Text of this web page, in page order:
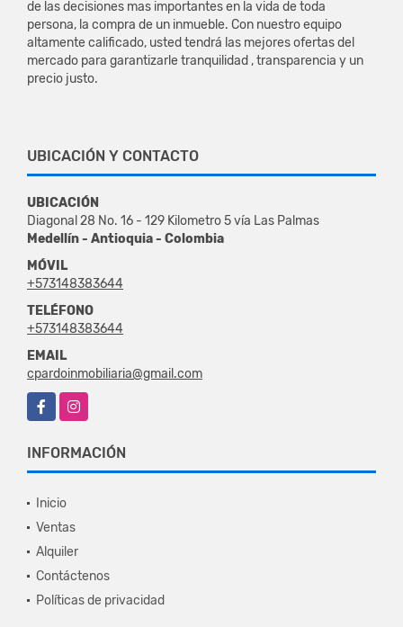
de las decisiones mas importantes en la vida de toda
persona, la compra de un inmueble. Con nuestro equipo
altamente calificado, usted tendrá las mejores ofertas del
mercado para garantizarle tranquilidad , transparencia y un
precio justo.
UBICACIÓN Y CONTACTO
UBICACIÓN
Diagonal 28 No. 16 - 129 Kilometro 5 vía Las Palmas
Medellín - Antioquia - Colombia
MÓVIL
+573148383644
TELÉFONO
+573148383644
EMAIL
cpardoinmobiliaria@gmail.com
FacebookInstagram
INFORMACIÓN
Inicio
Ventas
Alquiler
Contáctenos
Políticas de privacidad